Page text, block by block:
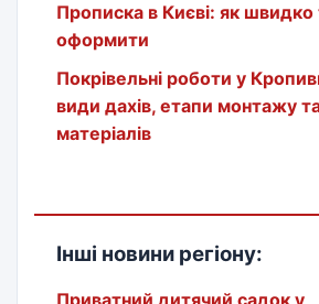
Прописка в Києві: як швидко
оформити
Покрівельні роботи у
види дахів, етапи монтажу
матеріалів
Інші новини регіону:
Приватний дитячий садок у